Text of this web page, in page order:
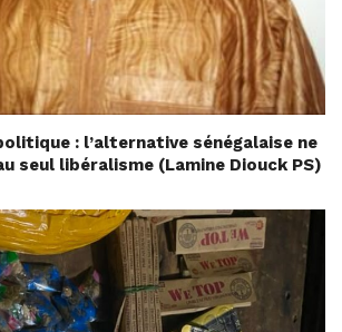
: l’alternative sénégalaise ne
seul libéralisme (Lamine Diouck PS)